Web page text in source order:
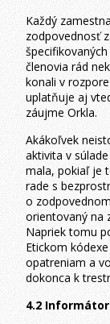
Každý
zodpovednosť
členovia rád
konali v
uplatňuje aj
záujme Orkla.
Akákoľvek
aktivita v
mala, pokiaľ je
rade s
o
orientovaný na
Napriek tomu
Etickom
opatreniam a
dokonca k
4.2